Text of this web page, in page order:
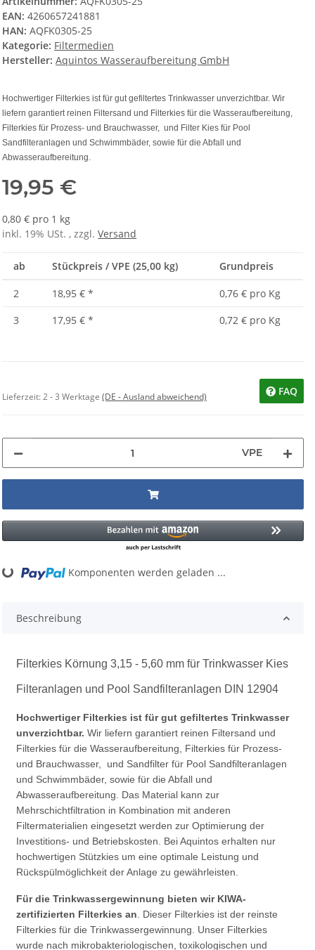
EAN: 4260657241881
HAN: AQFK0305-25
Kategorie: Filtermedien
Hersteller: Aquintos Wasseraufbereitung GmbH
Hochwertiger Filterkies ist für gut gefiltertes Trinkwasser unverzichtbar. Wir
liefern garantiert reinen Filtersand und Filterkies für die Wasseraufbereitung,
Filterkies für Prozess- und Brauchwasser, und Filter Kies für Pool
Sandfilteranlagen und Schwimmbäder, sowie für die Abfall und
Abwasseraufbereitung.
19,95 €
0,80 € pro 1 kg
inkl. 19% USt. , zzgl.Versand
ab Stückpreis / VPE (25,00 kg) Grundpreis
2 18,95 € *
0,76 € pro Kg
3
17,95 € * 0,72 € pro Kg
Lieferzeit:2 - 3 Werktage(DE - Ausland abweichend) FAQ
VPE
Komponenten werden geladen ...
Beschreibung
Filterkies Körnung 3,15 - 5,60 mm für Trinkwasser Kies
Filteranlagen und Pool Sandfilteranlagen DIN 12904
Hochwertiger Filterkies ist für gut gefiltertes Trinkwasser
unverzichtbar. Wir liefern garantiert reinen Filtersand und
Filterkies für die Wasseraufbereitung, Filterkies für Prozess-
und Brauchwasser, und Sandfilter für Pool Sandfilteranlagen
und Schwimmbäder, sowie für die Abfall und
Abwasseraufbereitung. Das Material kann zur
Mehrschichtfiltration in Kombination mit anderen
Filtermaterialien eingesetzt werden zur Optimierung der
Investitions- und Betriebskosten. Bei Aquintos erhalten nur
hochwertigen Stützkies um eine optimale Leistung und
Rückspülmöglichkeit der Anlage zu gewährleisten.
Für die Trinkwassergewinnung bieten wir KIWA-
zertifizierten Filterkies an . Dieser Filterkies ist der reinste
Filterkies für die Trinkwassergewinnung. Unser Filterkies
wurde nach mikrobakteriologischen, toxikologischen und